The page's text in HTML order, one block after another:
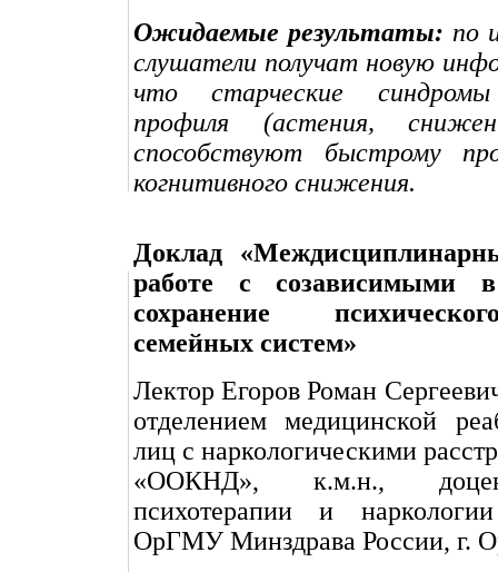
Ожидаемые результаты: по
слушатели получат новую
что старческие синдромы
профиля (астения,
способствуют быстрому
когнитивного снижения.
Доклад
работе с созависимыми
сохранение
семейных систем»
Лектор Егоров Роман
отделением медицинской
лиц с наркологическими
«ООКНД», к.м.н.,
психотерапии и
ОрГМУ Минздрава России, г.